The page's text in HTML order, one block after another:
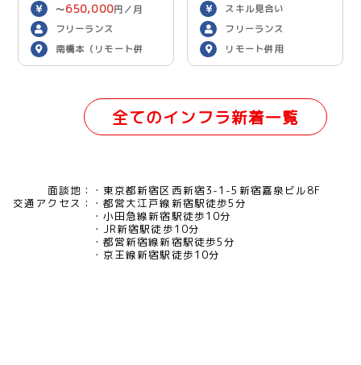
〜650,000円／月
フリーランス
南橋本（リモート併
用）
スキル見合い
フリーランス
リモート併用
全てのインフラ新着一覧
面談地：
東京都新宿区西新宿3-1-5新宿嘉泉ビル8F
交通アクセス：
都営大江戸線新宿駅徒歩5分
小田急線新宿駅徒歩10分
JR新宿駅徒歩10分
都営新宿線新宿駅徒歩5分
京王線新宿駅徒歩10分